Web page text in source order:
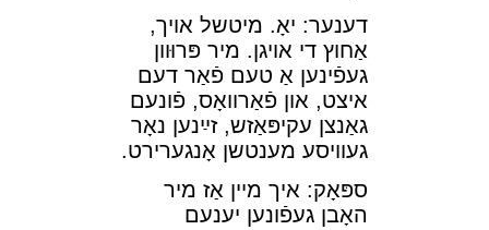
דענער: יאָ. מיטשל אױך,
אַחוץ די אױגן. מיר פּרוּװן
געפֿינען אַ טעם פֿאַר דעם
איצט, און פֿאַרװאָס, פֿונעם
גאַנצן עקיפּאַזש, זײַנען נאָר
געװיסע מענטשן אָנגערירט.
ספּאָק: איך מײן אַז מיר
האָבן געפֿונען יענעם